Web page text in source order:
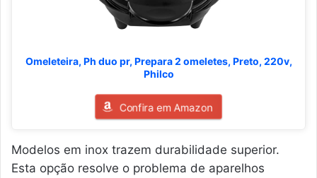
Omeleteira, Ph duo pr, Prepara 2 omeletes, Preto, 220v,
Philco
Confira em Amazon
Modelos em inox trazem durabilidade superior.
Esta opção resolve o problema de aparelhos